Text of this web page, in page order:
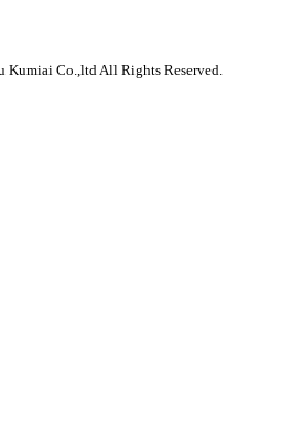
Co.,ltd All Rights Reserved.